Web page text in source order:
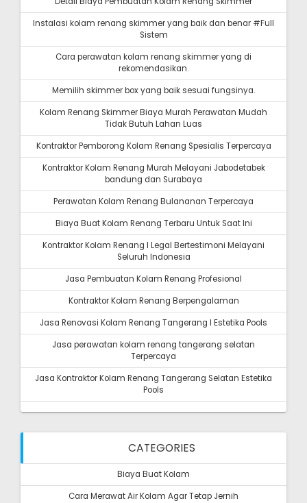
Instalasi kolam renang skimmer yang baik dan benar #Full
Sistem
Cara perawatan kolam renang skimmer yang di
rekomendasikan.
Memilih skimmer box yang baik sesuai fungsinya.
Kolam Renang Skimmer Biaya Murah Perawatan Mudah
Tidak Butuh Lahan Luas
Kontraktor Pemborong Kolam Renang Spesialis Terpercaya
Kontraktor Kolam Renang Murah Melayani Jabodetabek
bandung dan Surabaya
Perawatan Kolam Renang Bulananan Terpercaya
Biaya Buat Kolam Renang Terbaru Untuk Saat Ini
Kontraktor Kolam Renang I Legal Bertestimoni Melayani
Seluruh Indonesia
Jasa Pembuatan Kolam Renang Profesional
Kontraktor Kolam Renang Berpengalaman
Jasa Renovasi Kolam Renang Tangerang I Estetika Pools
Jasa perawatan kolam renang tangerang selatan
Terpercaya
Jasa Kontraktor Kolam Renang Tangerang Selatan Estetika
Pools
CATEGORIES
Biaya Buat Kolam
Cara Merawat Air Kolam Agar Tetap Jernih